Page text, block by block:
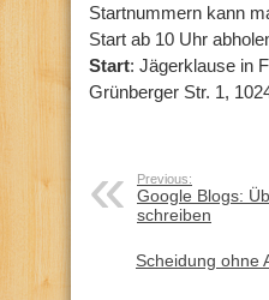
Startnummern kann
Start ab 10 Uhr
Start: Jägerklause in
Grünberger Str. 1,
Previous:
Google Blogs:
schreiben
Scheidung ohne